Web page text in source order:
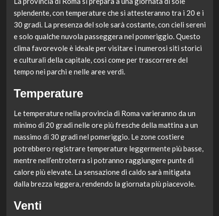
splendente, con temperature che si attesteranno tra i 20 e i
30 gradi. La presenza del sole sarà costante, con cieli sereni
e solo qualche nuvola passeggera nel pomeriggio. Questo
clima favorevole è ideale per visitare i numerosi siti storici
e culturali della capitale, così come per trascorrere del
tempo nei parchi e nelle aree verdi.
Temperature
Le temperature nella provincia di Roma varieranno da un
minimo di 20 gradi nelle ore più fresche della mattina a un
massimo di 30 gradi nel pomeriggio. Le zone costiere
potrebbero registrare temperature leggermente più basse,
mentre nell’entroterra si potranno raggiungere punte di
calore più elevate. La sensazione di caldo sarà mitigata
dalla brezza leggera, rendendo la giornata più piacevole.
Venti